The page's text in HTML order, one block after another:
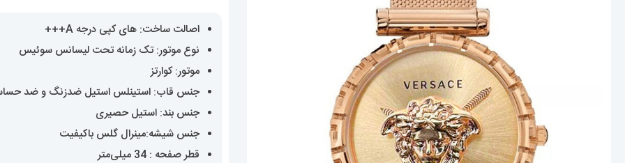
اصالت ساخت: های کپی درجه A+++
نوع موتور: تک زمانه تحت لیسانس سوئیس
موتور: کوارتز
جنس قاب: استینلس استیل ضدزنگ و ضد
جنس بند: استیل حصیری
جنس شیشه:مینرال گلس باکیفیت
قطر صفحه : 34 میلی‌متر